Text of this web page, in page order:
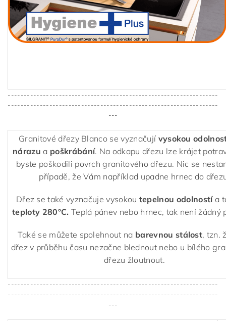
------------------------------------------------------------------
------------------------------------------------------------------
---
Granitové dřezy Blanco se vyznačují vysokou
nárazu a poškrábání. Na odkapu dřezu lze krájet
byste poškodili povrch granitového dřezu. Nic se
případě, že Vám například upadne hrnec do
Dřez se také vyznačuje vysokou tepelnou odolnostía
teploty 280°C. Teplá pánev nebo hrnec, tak není žádný
Také se můžete spolehnout na barevnou stálost, tzn.
dřez v průběhu času nezačne blednout nebo u bílého
dřezu žloutnout.
------------------------------------------------------------------
------------------------------------------------------------------
---